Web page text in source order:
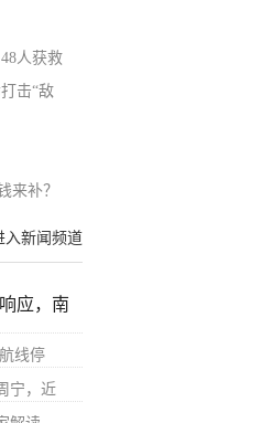
人获救
击“敌
来补？
入新闻频道
应，南
线停
宁，近